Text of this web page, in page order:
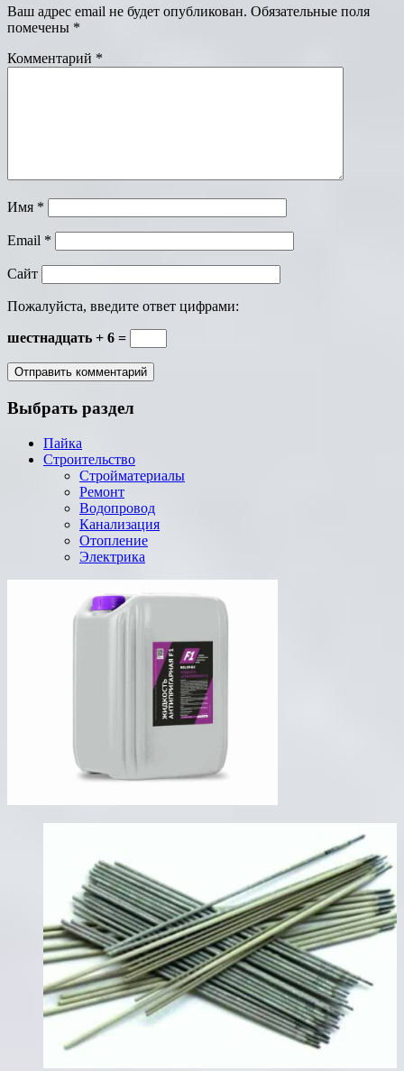
Ваш адрес email не будет опубликован. Обязательные поля
помечены *
Комментарий *
Имя *
Email *
Сайт
Пожалуйста, введите ответ цифрами:
шестнадцать + 6 =
Выбрать раздел
Пайка
Строительство
Стройматериалы
Ремонт
Водопровод
Канализация
Отопление
Электрика